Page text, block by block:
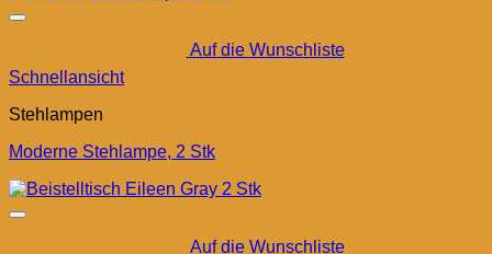
Auf die Wunschliste
Schnellansicht
Stehlampen
Moderne Stehlampe, 2 Stk
Auf die Wunschliste